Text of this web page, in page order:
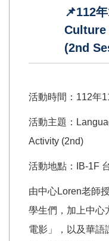
📌112
(2nd
活動時間：112年
活動主題：
Activity (2nd)
活動地點：IB-1F
由中心Loren老師
學生們，加上中心
電影」，以及華語